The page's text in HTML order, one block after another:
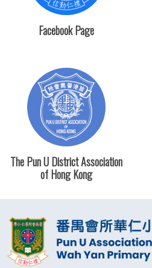
Facebook Page
The Pun U District Association
of Hong Kong